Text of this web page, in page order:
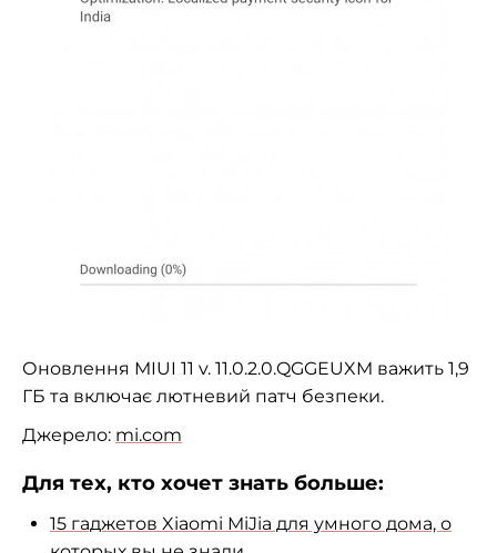
Оновлення MIUI 11 v. 11.0.2.0.QGGEUXM важить 1,9
ГБ та включає лютневий патч безпеки.
Джерело: mi.com
Для тех, кто хочет знать больше:
15 гаджетов Xiaomi MiJia для умного дома, о